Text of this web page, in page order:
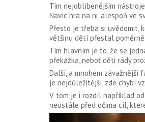
Tím nejoblíbenějším
Navíc hra na ni, alespoň ve
Přesto je třeba si uvědomit,
většinu dětí přestal
Tím hlavním je to, že se
překážka, neboť děti rády
Další, a mnohem závažnější
je nejdůležitější, zde chybí
V tom je i rozdíl například
neustále před očima cíl,